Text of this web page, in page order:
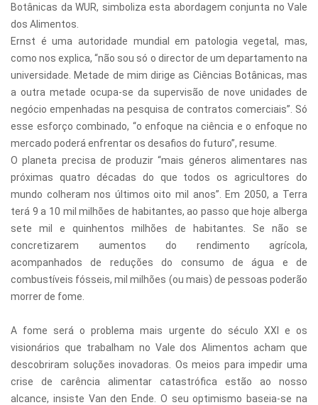
Botânicas da WUR, simboliza esta abordagem conjunta no Vale
dos Alimentos.
Ernst é uma autoridade mundial em patologia vegetal, mas,
como nos explica, “não sou só o director de um departamento na
universidade. Metade de mim dirige as Ciências Botânicas, mas
a outra metade ocupa-se da supervisão de nove unidades de
negócio empenhadas na pesquisa de contratos comerciais”. Só
esse esforço combinado, “o enfoque na ciência e o enfoque no
mercado poderá enfrentar os desafios do futuro”, resume.
O planeta precisa de produzir “mais géneros alimentares nas
próximas quatro décadas do que todos os agricultores do
mundo colheram nos últimos oito mil anos”. Em 2050, a Terra
terá 9 a 10 mil milhões de habitantes, ao passo que hoje alberga
sete mil e quinhentos milhões de habitantes. Se não se
concretizarem aumentos do rendimento agrícola,
acompanhados de reduções do consumo de água e de
combustíveis fósseis, mil milhões (ou mais) de pessoas poderão
morrer de fome.
A fome será o problema mais urgente do século XXI e os
visionários que trabalham no Vale dos Alimentos acham que
descobriram soluções inovadoras. Os meios para impedir uma
crise de carência alimentar catastrófica estão ao nosso
alcance, insiste Van den Ende. O seu optimismo baseia-se na